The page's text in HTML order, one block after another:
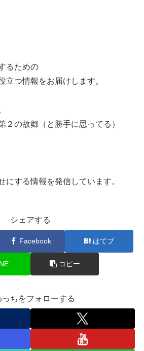
るための
立つ情報をお届けします。
２の故郷（と勝手に思ってる）
にする情報を発信しています。
シェアする
Facebook はてブ
コピー
っちをフォローする